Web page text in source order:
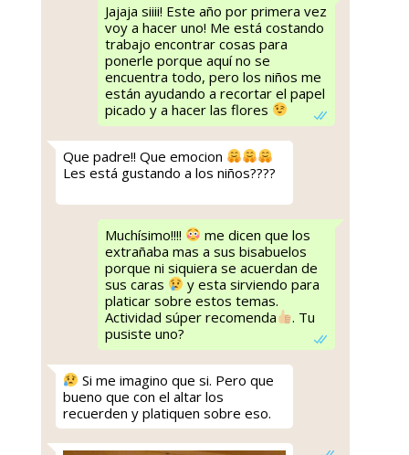
Jajaja siiii! Este año por primera vez
voy a hacer uno! Me está costando
trabajo encontrar cosas para
ponerle porque aquí no se
encuentra todo, pero los niños me
están ayudando a recortar el papel
picado y a hacer las flores
Que padre!! Que emocion
Les está gustando a los niños????
Muchísimo!!!!
me dicen que los
extrañaba mas a sus bisabuelos
porque ni siquiera se acuerdan de
sus caras
y esta sirviendo para
platicar sobre estos temas.
Actividad súper recomenda
. Tu
pusiste uno?
Si me imagino que si. Pero que
bueno que con el altar los
recuerden y platiquen sobre eso.